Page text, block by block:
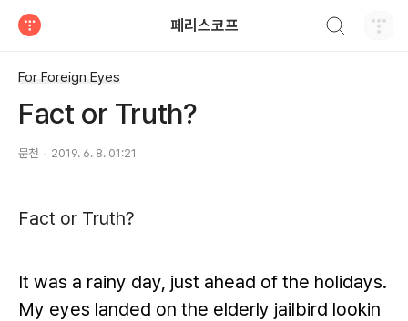
페리스코프
For Foreign Eyes
Fact or Truth?
문천 2019. 6. 8. 01:21
Fact or Truth?
It was a rainy day, just ahead of the holidays.
My eyes landed on the elderly jailbird lookin